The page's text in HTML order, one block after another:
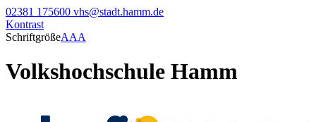
02381 175600 vhs@stadt.hamm.de
Kontrast
SchriftgrößeAAA
Volkshochschule Hamm